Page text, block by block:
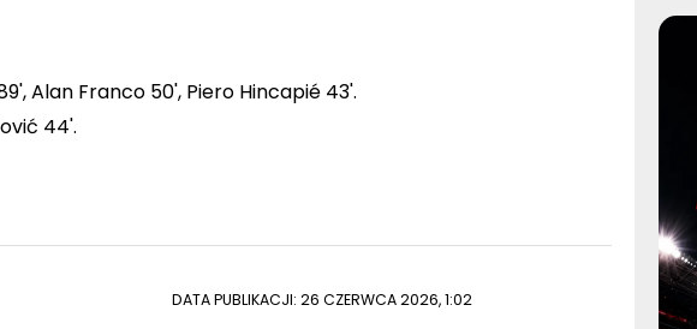
Alan Franco 50', Piero Hincapié 43'.
44'.
DATA PUBLIKACJI: 26 CZERWCA 2026, 1:02